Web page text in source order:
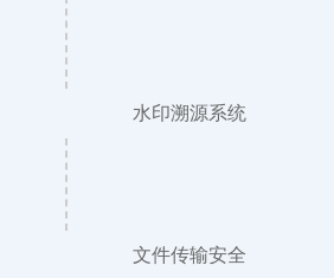
水印溯源系统
文件传输安全